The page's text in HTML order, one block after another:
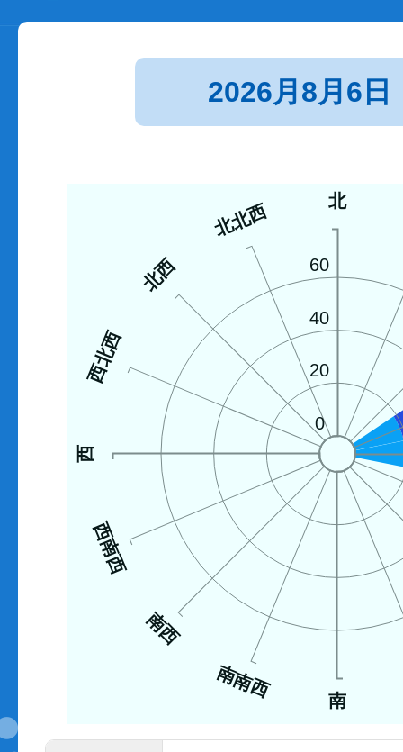
2026月8月6日
北
南
南南西
南西
西南西
西
西北西
北西
北北西
0
20
40
60